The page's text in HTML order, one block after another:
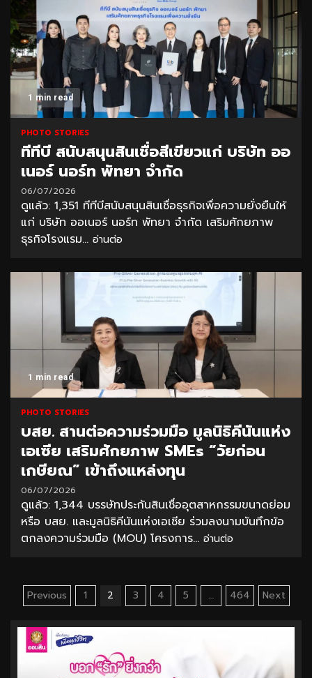
1 min read
PHOTO STORIES
ทีทีบี สนับสนุนสินเชื่อสีเขียวแก่ บริษัท ออ
เนอร์ นอร์ท พัทยา จำกัด
06/07/2026
ดูแล้ว: 1,351 ทีทีบีสนับสนุนสินเชื่อธุรกิจเพื่อความยั่งยืนให้
แก่ บริษัท ออเนอร์ นอร์ท พัทยา จำกัด เสริมศักยภาพ
ธุรกิจโรงแรม... อ่านต่อ
1 min read
PHOTO STORIES
บสย. สานต่อความร่วมมือ มูลนิธิคีนันแห่ง
เอเซีย เสริมศักยภาพ SMEs “วัยก่อน
เกษียณ” เข้าถึงแหล่งทุน
06/07/2026
ดูแล้ว: 1,344 บรรษัทประกันสินเชื่ออุตสาหกรรมขนาดย่อม
หรือ บสย. และมูลนิธิคีนันแห่งเอเซีย ร่วมลงนามบันทึกข้อ
ตกลงความร่วมมือ (MOU) โครงการ... อ่านต่อ
Posts
pagination
Previous 1 2 3 4 5 … 464 Next